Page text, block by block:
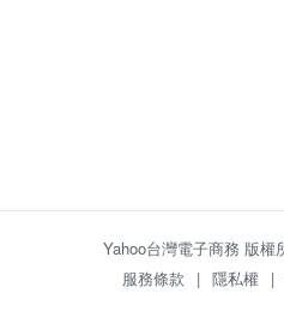
Yahoo台灣電子商務 版
服務條款
| 隱私權 |